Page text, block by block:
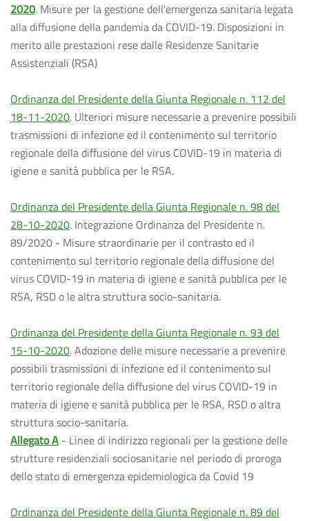
2020. Misure per la gestione dell'emergenza sanitaria legata
alla diffusione della pandemia da COVID-19. Disposizioni in
merito alle prestazioni rese dalle Residenze Sanitarie
Assistenziali (RSA)
Ordinanza del Presidente della Giunta Regionale n. 112 del
18-11-2020. Ulteriori misure necessarie a prevenire possibili
trasmissioni di infezione ed il contenimento sul territorio
regionale della diffusione del virus COVID-19 in materia di
igiene e sanità pubblica per le RSA.
Ordinanza del Presidente della Giunta Regionale n. 98 del
28-10-2020. Integrazione Ordinanza del Presidente n.
89/2020 - Misure straordinarie per il contrasto ed il
contenimento sul territorio regionale della diffusione del
virus COVID-19 in materia di igiene e sanità pubblica per le
RSA, RSD o le altra struttura socio-sanitaria.
Ordinanza del Presidente della Giunta Regionale n. 93 del
15-10-2020. Adozione delle misure necessarie a prevenire
possibili trasmissioni di infezione ed il contenimento sul
territorio regionale della diffusione del virus COVID-19 in
materia di igiene e sanità pubblica per le RSA, RSD o altra
struttura socio-sanitaria.
Allegato A - Linee di indirizzo regionali per la gestione delle
strutture residenziali sociosanitarie nel periodo di proroga
dello stato di emergenza epidemiologica da Covid 19
Ordinanza del Presidente della Giunta Regionale n. 89 del